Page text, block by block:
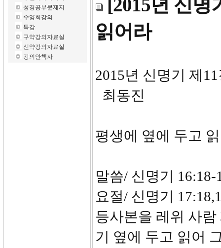
성경공부문제지
수양회강의
특강
구약강의자료실
신약강의자료실
강의안책자
[2015년 신명
읽어라
2015
최동진
평생에 옆에 두고
말씀/ 신명기 16:18-
요절/ 신명기
등사본을 레위 사
기 옆에 두고 읽어